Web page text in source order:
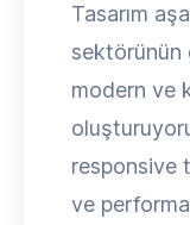
Tasarım
sektörünün
modern ve
responsive
ve